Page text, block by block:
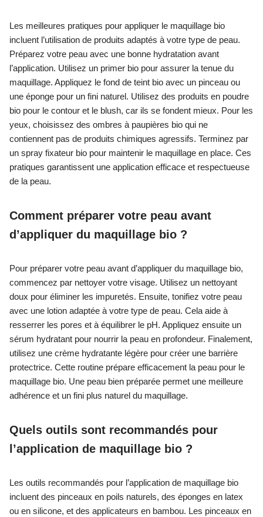
Les meilleures pratiques pour appliquer le maquillage bio
incluent l’utilisation de produits adaptés à votre type de peau.
Préparez votre peau avec une bonne hydratation avant
l’application. Utilisez un primer bio pour assurer la tenue du
maquillage. Appliquez le fond de teint bio avec un pinceau ou
une éponge pour un fini naturel. Utilisez des produits en poudre
bio pour le contour et le blush, car ils se fondent mieux. Pour les
yeux, choisissez des ombres à paupières bio qui ne
contiennent pas de produits chimiques agressifs. Terminez par
un spray fixateur bio pour maintenir le maquillage en place. Ces
pratiques garantissent une application efficace et respectueuse
de la peau.
Comment préparer votre peau avant
d’appliquer du maquillage bio ?
Pour préparer votre peau avant d’appliquer du maquillage bio,
commencez par nettoyer votre visage. Utilisez un nettoyant
doux pour éliminer les impuretés. Ensuite, tonifiez votre peau
avec une lotion adaptée à votre type de peau. Cela aide à
resserrer les pores et à équilibrer le pH. Appliquez ensuite un
sérum hydratant pour nourrir la peau en profondeur. Finalement,
utilisez une crème hydratante légère pour créer une barrière
protectrice. Cette routine prépare efficacement la peau pour le
maquillage bio. Une peau bien préparée permet une meilleure
adhérence et un fini plus naturel du maquillage.
Quels outils sont recommandés pour
l’application de maquillage bio ?
Les outils recommandés pour l’application de maquillage bio
incluent des pinceaux en poils naturels, des éponges en latex
ou en silicone, et des applicateurs en bambou. Les pinceaux en